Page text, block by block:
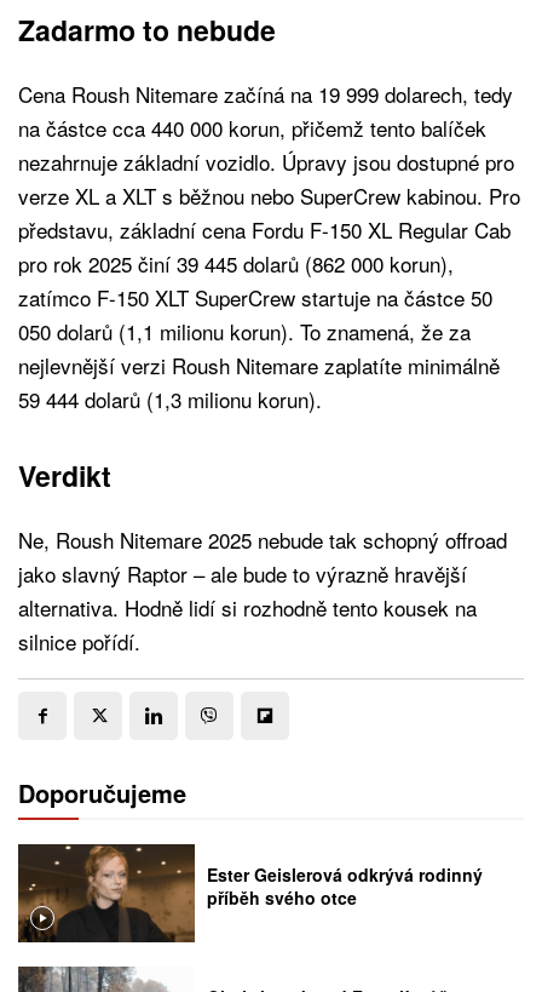
Zadarmo to nebude
Cena Roush Nitemare začíná na 19 999 dolarech, tedy
na částce cca 440 000 korun, přičemž tento balíček
nezahrnuje základní vozidlo. Úpravy jsou dostupné pro
verze XL a XLT s běžnou nebo SuperCrew kabinou. Pro
představu, základní cena Fordu F-150 XL Regular Cab
pro rok 2025 činí 39 445 dolarů (862 000 korun),
zatímco F-150 XLT SuperCrew startuje na částce 50
050 dolarů (1,1 milionu korun). To znamená, že za
nejlevnější verzi Roush Nitemare zaplatíte minimálně
59 444 dolarů (1,3 milionu korun).
Verdikt
Ne, Roush Nitemare 2025 nebude tak schopný offroad
jako slavný Raptor – ale bude to výrazně hravější
alternativa. Hodně lidí si rozhodně tento kousek na
silnice pořídí.
Doporučujeme
Ester Geislerová odkrývá rodinný
příběh svého otce